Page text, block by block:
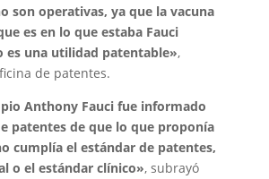
son operativas, ya que la vacuna
es en lo que estaba Fauci
es una utilidad patentable»,
de patentes.
Anthony Fauci fue informado
patentes de que lo que proponía
cumplía el estándar de patentes,
o el estándar clínico», subrayó